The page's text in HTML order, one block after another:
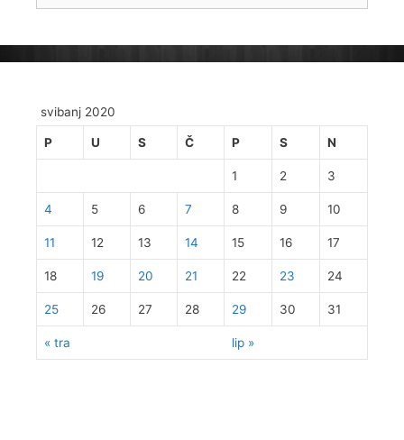
svibanj 2020
P U S Č P S N
« tra lip »
1 2 3
4 5 6 7 8 9 10
11 12 13 14 15 16 17
18 19 20 21 22 23 24
25 26 27 28 29 30 31